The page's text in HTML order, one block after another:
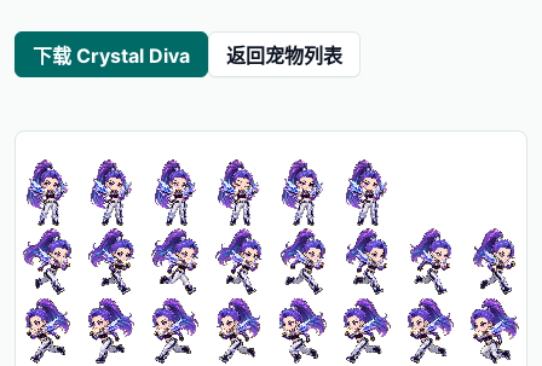
下载 Crystal Diva 返回宠物列表